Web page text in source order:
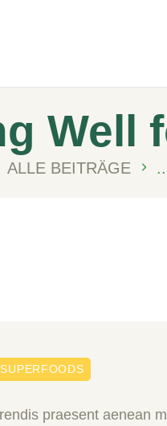
Well
ALLE BEITRÄGE
SUPERFOODS
praesent aenean